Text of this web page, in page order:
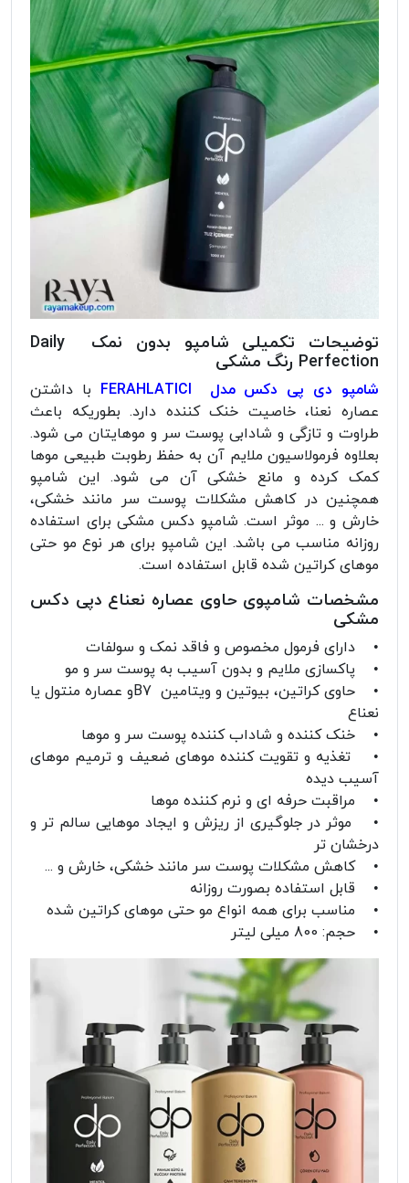
توضیحات تکمیلی شامپو بدون نمک Daily
Perfection رنگ مشکی
شامپو دی پی دکس مدل FERAHLATICI
با داشتن
عصاره نعنا، خاصیت خنک کننده دارد. بطوریکه باعث
طراوت و تازگی و شادابی پوست سر و موهایتان می شود.
بعلاوه فرمولاسیون ملایم آن به حفظ رطوبت طبیعی موها
کمک کرده و مانع خشکی آن می شود. این شامپو
همچنین در کاهش مشکلات پوست سر مانند خشکی،
خارش و ... موثر است. شامپو دکس مشکی برای استفاده
روزانه مناسب می باشد. این شامپو برای هر نوع مو حتی
موهای کراتین شده قابل استفاده است.
مشخصات شامپوی حاوی عصاره نعناع دپی دکس
مشکی
• دارای فرمول مخصوص و فاقد نمک و سولفات
• پاکسازی ملایم و بدون آسیب به پوست سر و مو
• حاوی کراتین، بیوتین و ویتامین B7و عصاره منتول یا
نعناع
• خنک کننده و شاداب کننده پوست سر و موها
• تغذیه و تقویت کننده موهای ضعیف و ترمیم موهای
آسیب دیده
• مراقبت حرفه ای و نرم کننده موها
• موثر در جلوگیری از ریزش و ایجاد موهایی سالم تر و
درخشان تر
• کاهش مشکلات پوست سر مانند خشکی، خارش و ...
• قابل استفاده بصورت روزانه
• مناسب برای همه انواع مو حتی موهای کراتین شده
• حجم: 800 میلی لیتر